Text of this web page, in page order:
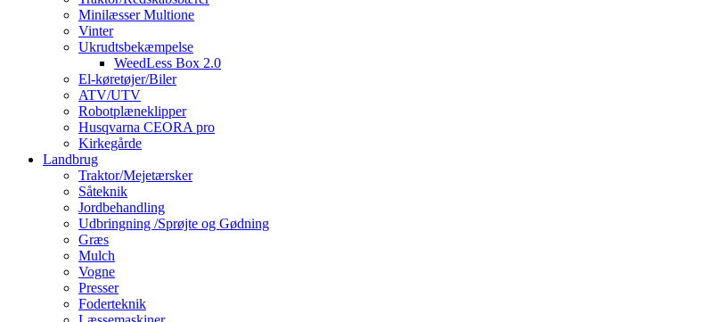
Minilæsser Multione
Vinter
Ukrudtsbekæmpelse
WeedLess Box 2.0
El-køretøjer/Biler
ATV/UTV
Robotplæneklipper
Husqvarna CEORA pro
Kirkegårde
Landbrug
Traktor/Mejetærsker
Såteknik
Jordbehandling
Udbringning /Sprøjte og Gødning
Græs
Mulch
Vogne
Presser
Foderteknik